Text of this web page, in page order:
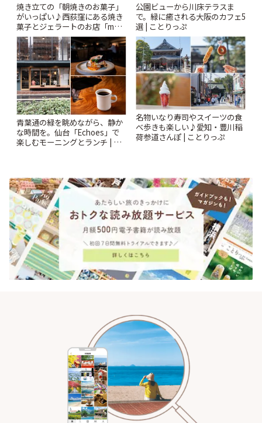
焼き立ての「朝焼きのお菓子」
がいっぱい♪西荻窪にある焼き
菓子とジェラートのお店「mUni
(ムニ)」 | ことりっぷ
公園ビューから川床テラスま
で。緑に癒される大阪のカフェ5
選 | ことりっぷ
青葉通の緑を眺めながら、静か
な時間を。仙台「Echoes」で
楽しむモーニングとランチ | こ
名物いなり寿司やスイーツの食
べ歩きも楽しい♪愛知・豊川稲
荷参道さんぽ | ことりっぷ